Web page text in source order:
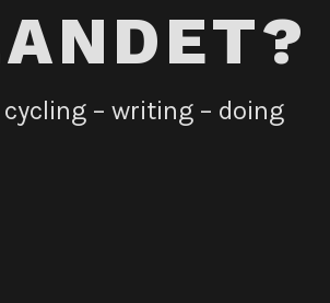
– writing – doing